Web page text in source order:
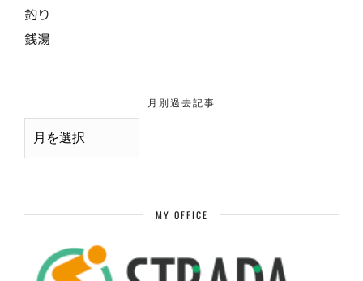
釣り
銭湯
月別過去記事
月
MY OFFICE